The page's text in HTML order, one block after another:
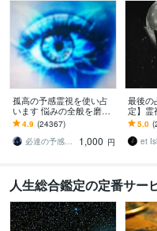
孤高の予感霊視を使い占
います 悩みの全般を磨き
上げ、研ぎ澄ました予感
より霊視により導きます
4.9 (24367)
必達の予感霊視 渡邊 潤一
1,000 円
最後の
定】霊
ります
に、輝
の全体
5.0
et
人生総合鑑定の定番サー